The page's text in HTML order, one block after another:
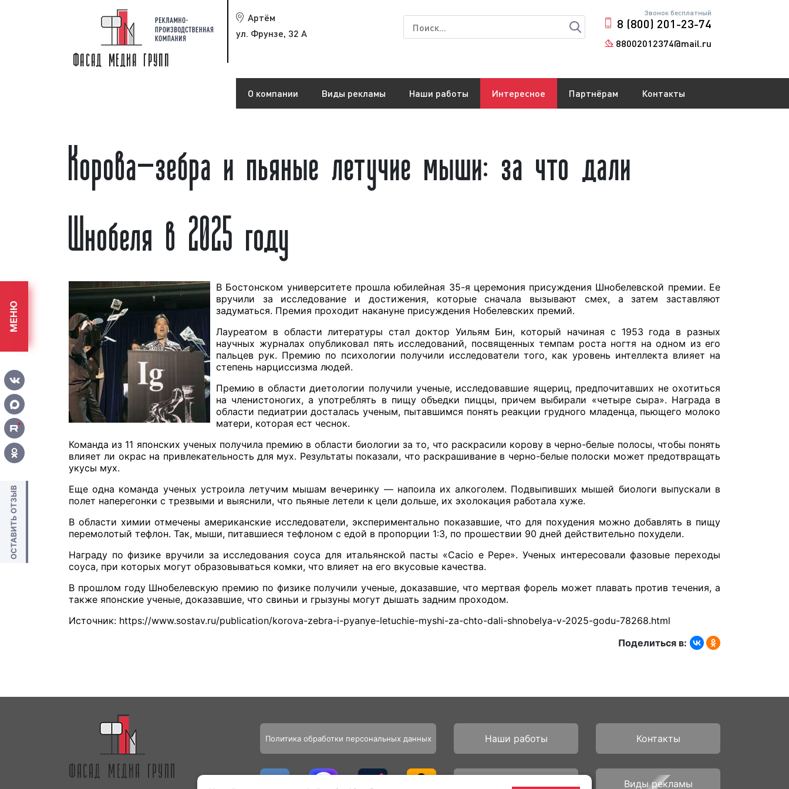
Артём
ул. Фрунзе, 32 А
Звонок бесплатный
8 (800) 201-23-74
88002012374@mail.ru
О компании Виды рекламы Наши работы Интересное Партнёрам Контакты
Корова-зебра и пьяные летучие мыши: за что дали
Шнобеля в 2025 году
В Бостонском университете прошла юбилейная 35-я церемония присуждения Шнобелевской премии. Ее
вручили за исследование и достижения, которые сначала вызывают смех, а затем заставляют
задуматься. Премия проходит накануне присуждения Нобелевских премий.
Лауреатом в области литературы стал доктор Уильям Бин, который начиная с 1953 года в разных
научных журналах опубликовал пять исследований, посвященных темпам роста ногтя на одном из его
пальцев рук. Премию по психологии получили исследователи того, как уровень интеллекта влияет на
степень нарциссизма людей.
Премию в области диетологии получили ученые, исследовавшие ящериц, предпочитавших не охотиться
на членистоногих, а употреблять в пищу объедки пиццы, причем выбирали «четыре сыра». Награда в
области педиатрии досталась ученым, пытавшимся понять реакции грудного младенца, пьющего молоко
матери, которая ест чеснок.
Команда из 11 японских ученых получила премию в области биологии за то, что раскрасили корову в черно-белые полосы, чтобы понять
влияет ли окрас на привлекательность для мух. Результаты показали, что раскрашивание в черно-белые полоски может предотвращать
укусы мух.
Еще одна команда ученых устроила летучим мышам вечеринку — напоила их алкоголем. Подвыпивших мышей биологи выпускали в
полет наперегонки с трезвыми и выяснили, что пьяные летели к цели дольше, их эхолокация работала хуже.
В области химии отмечены американские исследователи, экспериментально показавшие, что для похудения можно добавлять в пищу
перемолотый тефлон. Так, мыши, питавшиеся тефлоном с едой в пропорции 1:3, по прошествии 90 дней действительно похудели.
Награду по физике вручили за исследования соуса для итальянской пасты «Cacio e Pepe». Ученых интересовали фазовые переходы
соуса, при которых могут образовываться комки, что влияет на его вкусовые качества.
В прошлом году Шнобелевскую премию по физике получили ученые, доказавшие, что мертвая форель может плавать против течения, а
также японские ученые, доказавшие, что свиньи и грызуны могут дышать задним проходом.
Источник: https://www.sostav.ru/publication/korova-zebra-i-pyanye-letuchie-myshi-za-chto-dali-shnobelya-v-2025-godu-78268.html
Поделиться в:
Политика обработки персональных данных Наши работы Контакты
Партнёрам Виды рекламы
МЕНЮ
ОСТАВИТЬ ОТЗЫВ